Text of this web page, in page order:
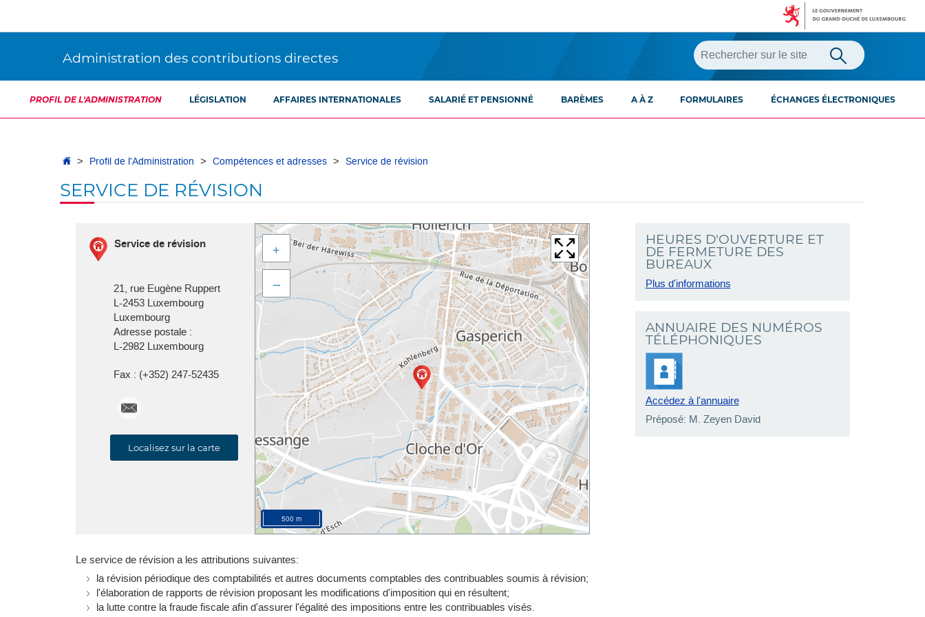
Administration des contributions directes
PROFIL DE L'ADMINISTRATION LÉGISLATION AFFAIRES INTERNATIONALES SALARIÉ ET PENSIONNÉ BARÈMES A À Z FORMULAIRES ÉCHANGES ÉLECTRONIQUES
AccueilProfil de l'Administration Compétences et adresses Service de révision
SERVICE DE RÉVISION
l'adresse
+
–
500 m
Service de révision
21, rue Eugène Ruppert
L-2453 Luxembourg
Luxembourg
Adresse postale :
L-2982 Luxembourg
Fax : (+352) 247-52435
Localisez sur la carte
Le service de révision a les attributions suivantes:
la révision périodique des comptabilités et autres documents comptables des contribuables soumis à révision;
l'élaboration de rapports de révision proposant les modifications d'imposition qui en résultent;
la lutte contre la fraude fiscale afin d'assurer l'égalité des impositions entre les contribuables visés.
HEURES D'OUVERTURE ET
DE FERMETURE DES
BUREAUX
Plus d'informations
ANNUAIRE DES NUMÉROS
TÉLÉPHONIQUES
Accédez à l'annuaire
Préposé: M. Zeyen David